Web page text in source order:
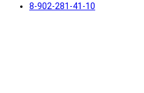
8-902-281-41-10